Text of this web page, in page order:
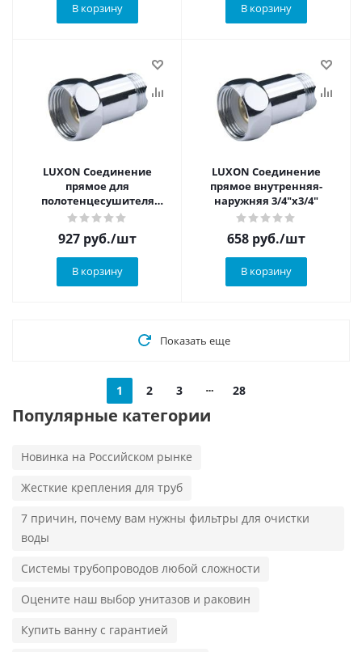
В корзину В корзину
LUXON Соединение
прямое для
полотенцесушителя
внутренняя-наружняя
1"х1"
927 руб./шт
В корзину
LUXON Соединение
прямое внутренняя-
наружняя 3/4"х3/4"
658 руб./шт
В корзину
Показать еще
1 2 3 28
Популярные категории
Новинка на Российском рынке
Жесткие крепления для труб
7 причин, почему вам нужны фильтры для очистки
воды
Системы трубопроводов любой сложности
Оцените наш выбор унитазов и раковин
Купить ванну с гарантией